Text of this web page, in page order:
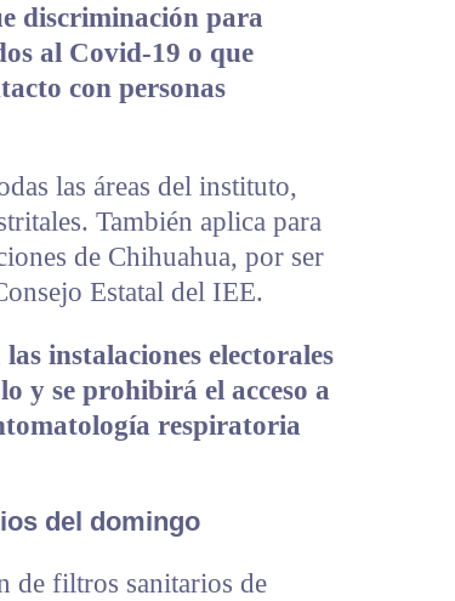
discriminación para
al Covid-19 o que
con personas
las áreas del instituto,
También aplica para
de Chihuahua, por ser
Estatal del IEE.
instalaciones electorales
y se prohibirá el acceso a
respiratoria
del domingo
de filtros sanitarios de